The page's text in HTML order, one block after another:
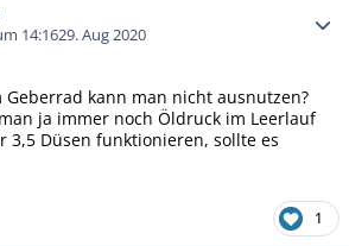
14:1629. Aug 2020
Geberrad kann man nicht ausnutzen?
ja immer noch Öldruck im Leerlauf
3,5 Düsen funktionieren, sollte es
1